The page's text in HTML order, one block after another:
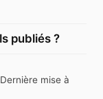
publiés ?
Dernière mise à